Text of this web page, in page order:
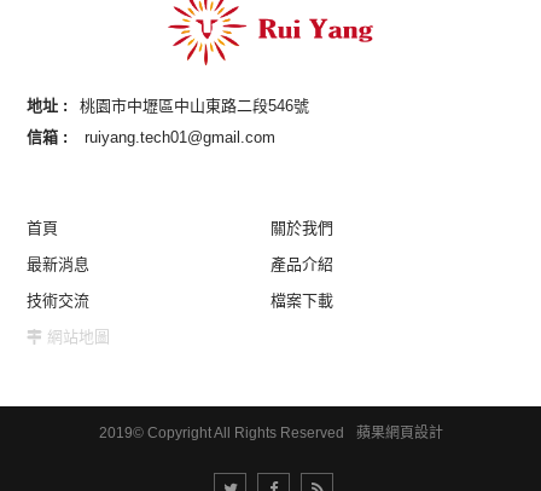
地址 :
桃園市中壢區中山東路二段546號
信箱 :
ruiyang.tech01@gmail.com
首頁
關於我們
最新消息
產品介紹
技術交流
檔案下載
網站地圖
2019© Copyright All Rights Reserved 蘋果網頁設計